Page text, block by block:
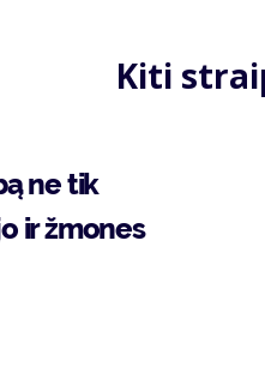
Kiti
ne tik
ir žmones